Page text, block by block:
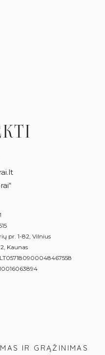
pr. 1-82, Vilnius
Kaunas
IR GRĄŽINIMAS